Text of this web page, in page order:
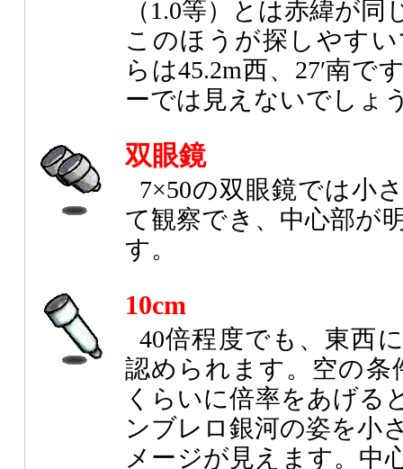
（1.0等）とは赤緯が
このほうが探しやす
らは45.2m西、27′南で
ーでは見えないでしょ
双眼鏡
7×50の双眼鏡では小
て観察でき、中心部が
す。
10cm
40倍程度でも、東西
認められます。空の条
くらいに倍率をあげる
ンブレロ銀河の姿を小
メージが見えます。中